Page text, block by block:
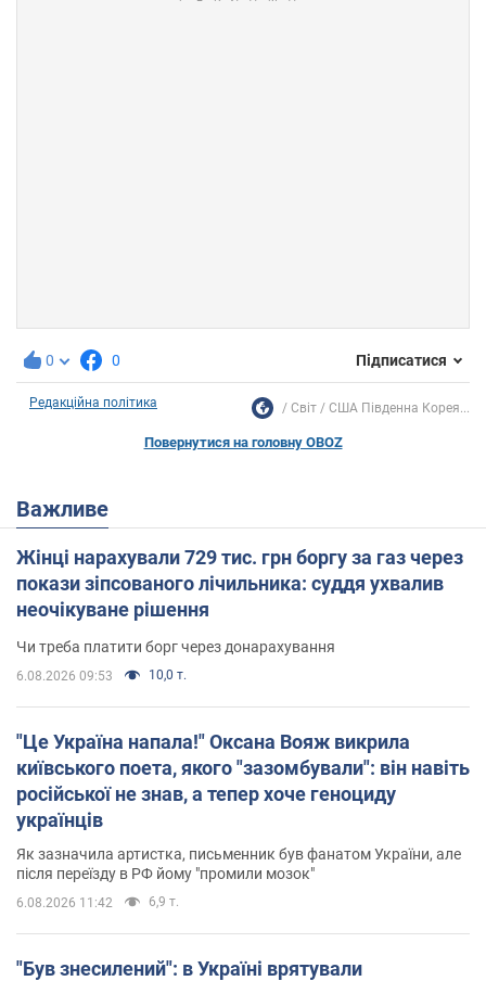
0 0 Підписатися
Редакційна політика Світ США Південна Корея...
Повернутися на головну OBOZ
Важливе
Жінці нарахували 729 тис. грн боргу за газ через
покази зіпсованого лічильника: суддя ухвалив
неочікуване рішення
Чи треба платити борг через донарахування
6.08.2026 09:53 10,0 т.
"Це Україна напала!" Оксана Вояж викрила
київського поета, якого "зазомбували": він навіть
російської не знав, а тепер хоче геноциду
українців
Як зазначила артистка, письменник був фанатом України, але
після переїзду в РФ йому "промили мозок"
6.08.2026 11:42 6,9 т.
"Був знесилений": в Україні врятували